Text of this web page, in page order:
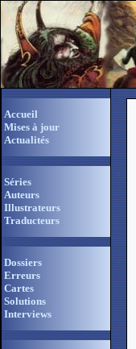
Accueil
Mises à jour
Actualités
Séries
Auteurs
Illustrateurs
Traducteurs
Dossiers
Erreurs
Cartes
Solutions
Interviews